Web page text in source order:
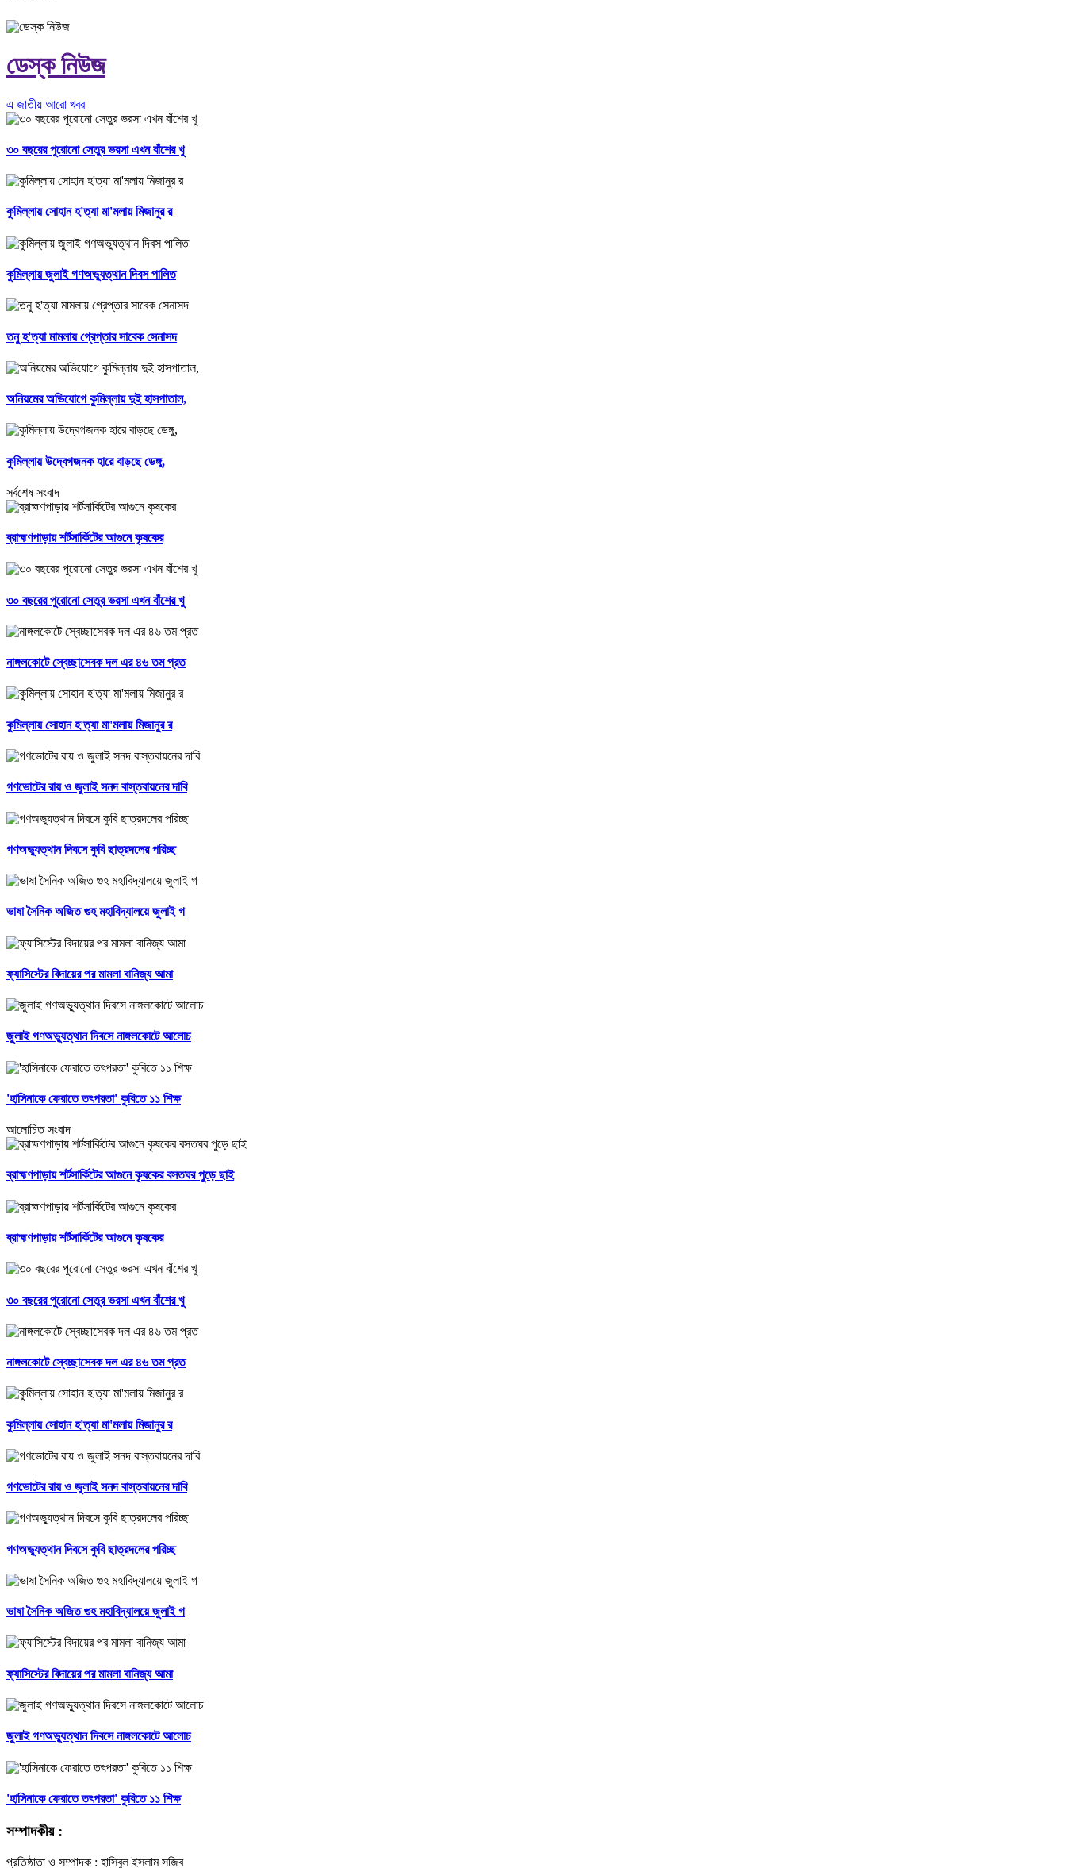
ডেস্ক নিউজ
এ জাতীয় আরো খবর
৩০ বছরের পুরোনো সেতুর ভরসা এখন বাঁশের খু
কুমিল্লায় সোহান হ'ত্যা মা'মলায় মিজানুর র
কুমিল্লায় জুলাই গণঅভ্যুত্থান দিবস পালিত
তনু হ'ত্যা মামলায় গ্রেপ্তার সাবেক সেনাসদ
অনিয়মের অভিযোগে কুমিল্লায় দুই হাসপাতাল,
কুমিল্লায় উদ্বেগজনক হারে বাড়ছে ডেঙ্গু,
সর্বশেষ সংবাদ
ব্রাহ্মণপাড়ায় শর্টসার্কিটের আগুনে কৃষকের
৩০ বছরের পুরোনো সেতুর ভরসা এখন বাঁশের খু
নাঙ্গলকোটে স্বেচ্ছাসেবক দল এর ৪৬ তম প্রত
কুমিল্লায় সোহান হ'ত্যা মা'মলায় মিজানুর র
গণভোটের রায় ও জুলাই সনদ বাস্তবায়নের দাবি
গণঅভ্যুত্থান দিবসে কুবি ছাত্রদলের পরিচ্ছ
ভাষা সৈনিক অজিত গুহ মহাবিদ্যালয়ে জুলাই গ
ফ্যাসিস্টের বিদায়ের পর মামলা বানিজ্য আমা
জুলাই গণঅভ্যুত্থান দিবসে নাঙ্গলকোটে আলোচ
'হাসিনাকে ফেরাতে তৎপরতা' কুবিতে ১১ শিক্ষ
আলোচিত সংবাদ
ব্রাহ্মণপাড়ায় শর্টসার্কিটের আগুনে কৃষকের বসতঘর পুড়ে ছাই
ব্রাহ্মণপাড়ায় শর্টসার্কিটের আগুনে কৃষকের
৩০ বছরের পুরোনো সেতুর ভরসা এখন বাঁশের খু
নাঙ্গলকোটে স্বেচ্ছাসেবক দল এর ৪৬ তম প্রত
কুমিল্লায় সোহান হ'ত্যা মা'মলায় মিজানুর র
গণভোটের রায় ও জুলাই সনদ বাস্তবায়নের দাবি
গণঅভ্যুত্থান দিবসে কুবি ছাত্রদলের পরিচ্ছ
ভাষা সৈনিক অজিত গুহ মহাবিদ্যালয়ে জুলাই গ
ফ্যাসিস্টের বিদায়ের পর মামলা বানিজ্য আমা
জুলাই গণঅভ্যুত্থান দিবসে নাঙ্গলকোটে আলোচ
'হাসিনাকে ফেরাতে তৎপরতা' কুবিতে ১১ শিক্ষ
সম্পাদকীয় :
প্রতিষ্ঠাতা ও সম্পাদক : হাসিবুল ইসলাম সজিব